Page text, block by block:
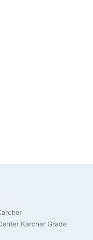
Karcher Grade